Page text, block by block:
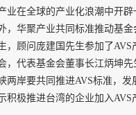
业在全球的产业化浪潮中开
，华聚产业共同标准推动基
，顾问庞建国先生参加了AVS
，代表基金会董事长江炳坤
两岸要共同推进AVS标准，发
积极推进台湾的企业加入AVS